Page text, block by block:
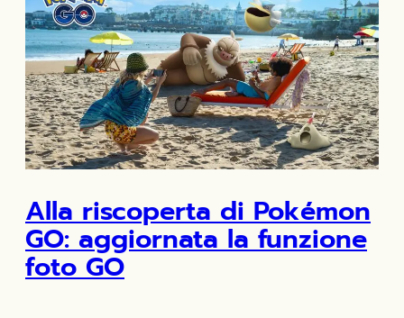
Alla riscoperta di Pokémon
GO: aggiornata la funzione
foto GO